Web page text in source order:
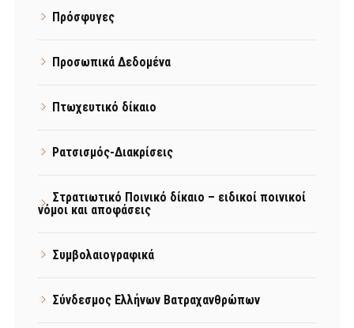
Πρόσφυγες
Προσωπικά Δεδομένα
Πτωχευτικό δίκαιο
Ρατσισμός-Διακρίσεις
Στρατιωτικό Ποινικό δίκαιο – ειδικοί ποινικοί
νόμοι και αποφάσεις
Συμβολαιογραφικά
Σύνδεσμος Ελλήνων Βατραχανθρώπων